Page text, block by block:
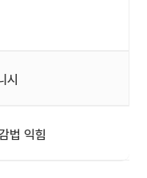
시
법 익힘